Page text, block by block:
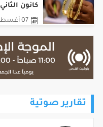
كانون الثاني
07 أغسطس، 2026 - 10:08am
تقارير صوتية